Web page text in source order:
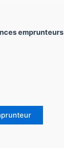
emprunteurs